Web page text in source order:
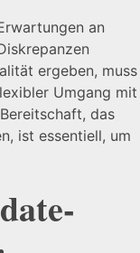
an
ergeben, muss
Umgang mit
das
ist essentiell, um